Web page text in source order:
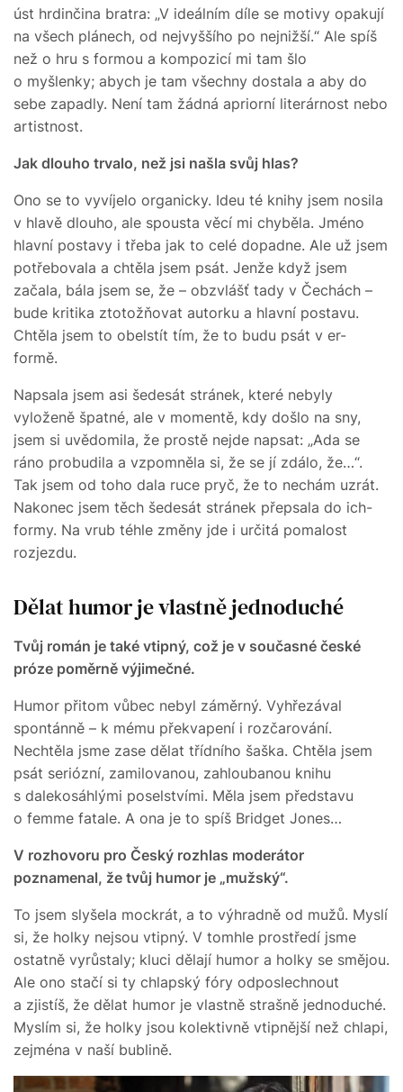
úst hrdinčina bratra: „V ideálním díle se motivy opakují
na všech plánech, od nejvyššího po nejnižší.“ Ale spíš
než o hru s formou a kompozicí mi tam šlo
o myšlenky; abych je tam všechny dostala a aby do
sebe zapadly. Není tam žádná apriorní literárnost nebo
artistnost.
Jak dlouho trvalo, než jsi našla svůj hlas?
Ono se to vyvíjelo organicky. Ideu té knihy jsem nosila
v hlavě dlouho, ale spousta věcí mi chyběla. Jméno
hlavní postavy i třeba jak to celé dopadne. Ale už jsem
potřebovala a chtěla jsem psát. Jenže když jsem
začala, bála jsem se, že – obzvlášť tady v Čechách –
bude kritika ztotožňovat autorku a hlavní postavu.
Chtěla jsem to obelstít tím, že to budu psát v er-
formě.
Napsala jsem asi šedesát stránek, které nebyly
vyloženě špatné, ale v momentě, kdy došlo na sny,
jsem si uvědomila, že prostě nejde napsat: „Ada se
ráno probudila a vzpomněla si, že se jí zdálo, že…“.
Tak jsem od toho dala ruce pryč, že to nechám uzrát.
Nakonec jsem těch šedesát stránek přepsala do ich-
formy. Na vrub téhle změny jde i určitá pomalost
rozjezdu.
Dělat humor je vlastně jednoduché
Tvůj román je také vtipný, což je v současné české
próze poměrně výjimečné.
Humor přitom vůbec nebyl záměrný. Vyhřezával
spontánně – k mému překvapení i rozčarování.
Nechtěla jsme zase dělat třídního šaška. Chtěla jsem
psát seriózní, zamilovanou, zahloubanou knihu
s dalekosáhlými poselstvími. Měla jsem představu
o femme fatale. A ona je to spíš Bridget Jones…
V rozhovoru pro Český rozhlas moderátor
poznamenal, že tvůj humor je „mužský“.
To jsem slyšela mockrát, a to výhradně od mužů. Myslí
si, že holky nejsou vtipný. V tomhle prostředí jsme
ostatně vyrůstaly; kluci dělají humor a holky se smějou.
Ale ono stačí si ty chlapský fóry odposlechnout
a zjistíš, že dělat humor je vlastně strašně jednoduché.
Myslím si, že holky jsou kolektivně vtipnější než chlapi,
zejména v naší bublině.